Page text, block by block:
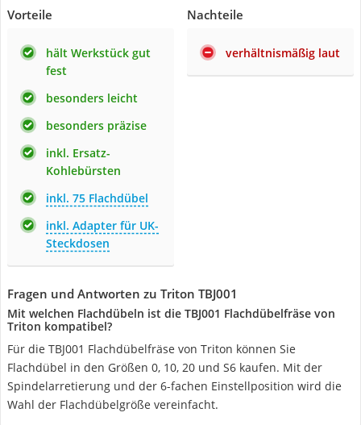
Vorteile
hält Werkstück gut
fest
besonders leicht
besonders präzise
inkl. Ersatz-
Kohlebürsten
inkl. 75 Flachdübel
inkl. Adapter für UK-
Steckdosen
Nachteile
verhältnismäßig laut
Fragen und Antworten zu Triton TBJ001
Mit welchen Flachdübeln ist die TBJ001 Flachdübelfräse von
Triton kompatibel?
Für die TBJ001 Flachdübelfräse von Triton können Sie
Flachdübel in den Größen 0, 10, 20 und S6 kaufen. Mit der
Spindelarretierung und der 6-fachen Einstellposition wird die
Wahl der Flachdübelgröße vereinfacht.